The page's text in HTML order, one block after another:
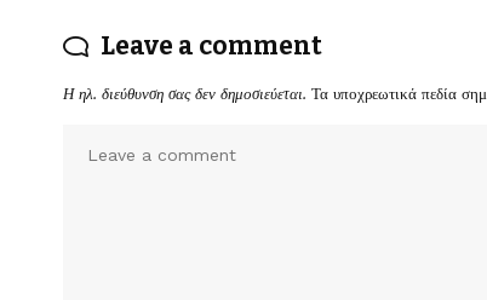
Leave a comment
Η ηλ. διεύθυνση σας δεν δημοσιεύεται. Τα υποχρεωτικά πεδία